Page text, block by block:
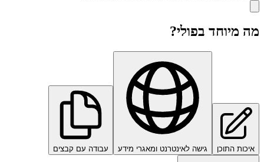
מה מיוחד בפולי?
איכות התוכן גישה לאינטרנט ומאגרי מידע עבודה עם קבצים